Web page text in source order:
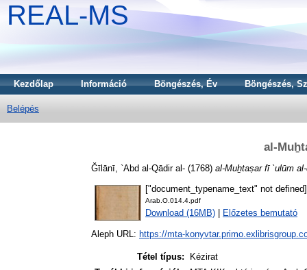
REAL-MS
Kezdőlap Információ Böngészés, Év Böngészés,
Belépés
al-
Ğīlānī, `Abd al-Qādir al- (1768) al-Muẖtaṣar fī `ulūm
["document_typename_text" not defined]
Arab.O.014.4.pdf
Download (16MB) Előzetes bemutató
Aleph URL: https://mta-
Tétel típus:
Kézirat